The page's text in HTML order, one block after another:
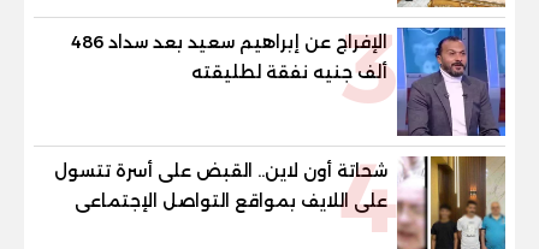
3
الإفراج عن إبراهيم سعيد بعد سداد 486
ألف جنيه نفقة لطليقته
4
شحاتة أون لاين.. القبض على أسرة تتسول
على اللايف بمواقع التواصل الإجتماعى